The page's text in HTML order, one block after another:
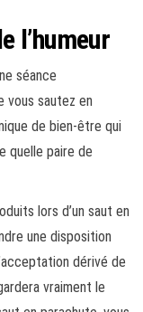
l’humeur
séance
vous sautez en
de bien-être qui
quelle paire de
lors d’un saut en
une disposition
dérivé de
vraiment le